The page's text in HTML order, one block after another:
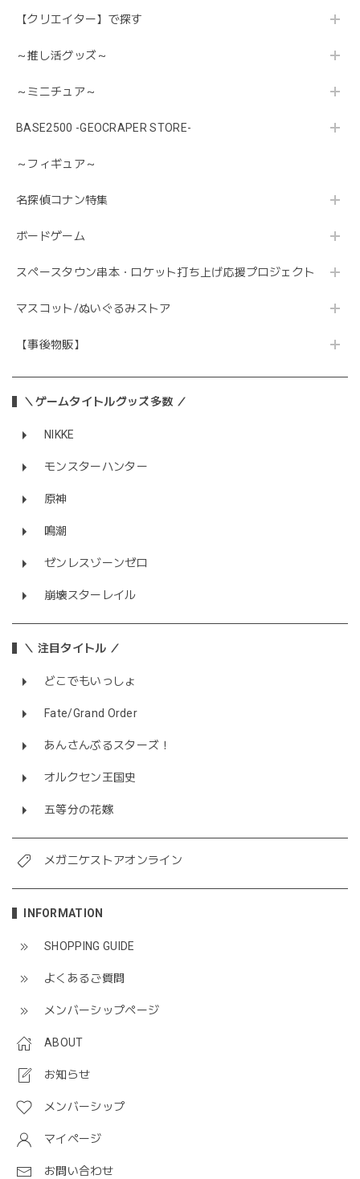
【クリエイター】で探す
～推し活グッズ～
～ミニチュア～
BASE2500 -GEOCRAPER STORE-
～フィギュア～
名探偵コナン特集
ボードゲーム
スペースタウン串本・ロケット打ち上げ応援プロジェクト
マスコット/ぬいぐるみストア
【事後物販】
＼ゲームタイトルグッズ多数 ／
NIKKE
モンスターハンター
原神
鳴潮
ゼンレスゾーンゼロ
崩壊スターレイル
＼ 注目タイトル ／
どこでもいっしょ
Fate/Grand Order
あんさんぶるスターズ！
オルクセン王国史
五等分の花嫁
メガニケストアオンライン
INFORMATION
SHOPPING GUIDE
よくあるご質問
メンバーシップページ
ABOUT
お知らせ
メンバーシップ
マイページ
お問い合わせ